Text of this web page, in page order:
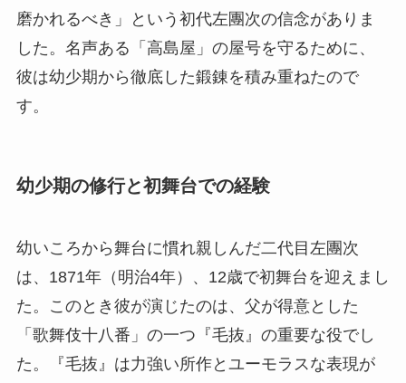
磨かれるべき」という初代左團次の信念がありま
した。名声ある「高島屋」の屋号を守るために、
彼は幼少期から徹底した鍛錬を積み重ねたので
す。
幼少期の修行と初舞台での経験
幼いころから舞台に慣れ親しんだ二代目左團次
は、1871年（明治4年）、12歳で初舞台を迎えまし
た。このとき彼が演じたのは、父が得意とした
「歌舞伎十八番」の一つ『毛抜』の重要な役でし
た。『毛抜』は力強い所作とユーモラスな表現が